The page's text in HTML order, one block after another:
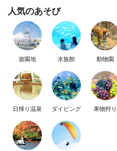
人気のあそび
遊園地 水族館 動物園
日帰り温泉 ダイビング 果物狩り